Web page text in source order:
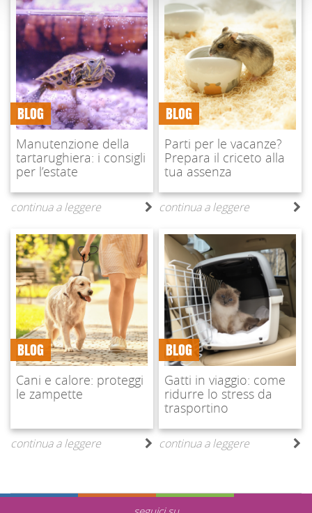
BLOG
Manutenzione della
tartarughiera: i consigli
per l’estate
continua a leggere
BLOG
Parti per le vacanze?
Prepara il criceto alla
tua assenza
continua a leggere
BLOG
Cani e calore: proteggi
le zampette
continua a leggere
BLOG
Gatti in viaggio: come
ridurre lo stress da
trasportino
continua a leggere